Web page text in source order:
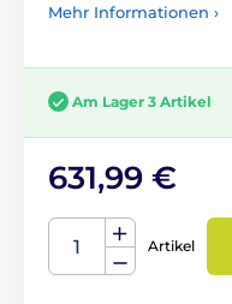
Mehr Informationen ›
Am Lager 3 Artikel
631,99 €
Artikel